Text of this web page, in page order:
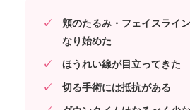
頬のたるみ・フェイスライ
なり始めた
ほうれい線が目立ってきた
切る手術には抵抗がある